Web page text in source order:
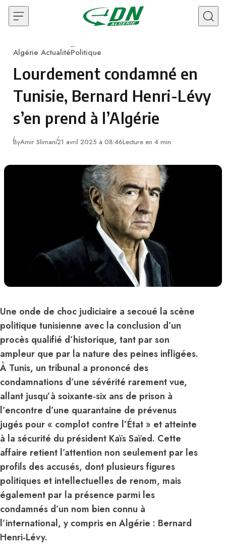
Skip to content
Category
Algérie ActualitéPolitique
Lourdement condamné en
Tunisie, Bernard Henri-Lévy
s’en prend à l’Algérie
ByAmir Slimani21 avril 2025 à 08:46Lecture en 4 min
Une onde de choc judiciaire a secoué la scène
politique tunisienne avec la conclusion d’un
procès qualifié d’historique, tant par son
ampleur que par la nature des peines infligées.
À Tunis, un tribunal a prononcé des
condamnations d’une sévérité rarement vue,
allant jusqu’à soixante-six ans de prison à
l’encontre d’une quarantaine de prévenus
jugés pour « complot contre l’État » et atteinte
à la sécurité du président Kaïs Saïed. Cette
affaire retient l’attention non seulement par les
profils des accusés, dont plusieurs figures
politiques et intellectuelles de renom, mais
également par la présence parmi les
condamnés d’un nom bien connu à
l’international, y compris en Algérie : Bernard
Henri-Lévy.